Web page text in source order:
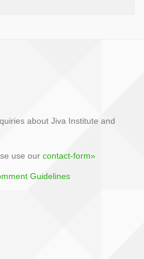
about Jiva Institute and
use our contact-form»
Guidelines